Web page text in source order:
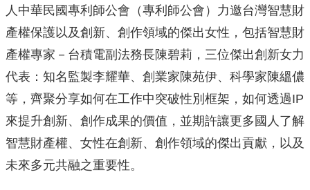
人中華民國專利師公會（專利師公會）力邀台灣智慧財
產權保護以及創新、創作領域的傑出女性，包括智慧財
產權專家－台積電副法務長陳碧莉，三位傑出創新女力
代表：知名監製李耀華、創業家陳苑伊、科學家陳縕儂
等，齊聚分享如何在工作中突破性別框架，如何透過IP
來提升創新、創作成果的價值，並期許讓更多國人了解
智慧財產權、女性在創新、創作領域的傑出貢獻，以及
未來多元共融之重要性。